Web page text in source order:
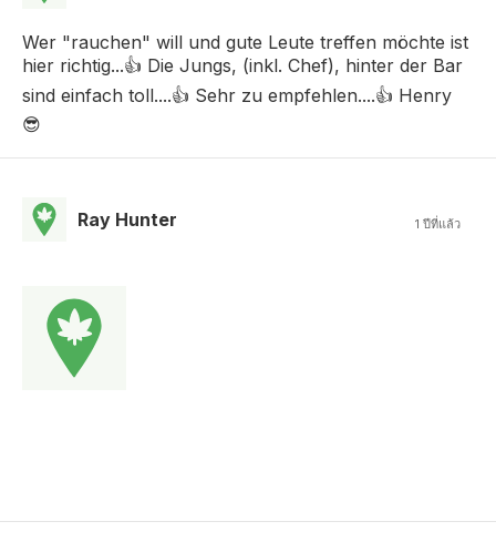
Wer "rauchen" will und gute Leute treffen möchte ist
hier richtig...👍 Die Jungs, (inkl. Chef), hinter der Bar
sind einfach toll....👍 Sehr zu empfehlen....👍 Henry
😎
Ray Hunter 1 ปีที่แล้ว